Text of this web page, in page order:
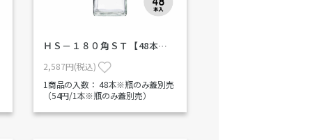
ＨＳ－１８０角ＳＴ【48本…
2,587円(税込)
1商品の入数： 48本※瓶のみ蓋別売
（54円/1本※瓶のみ蓋別売）